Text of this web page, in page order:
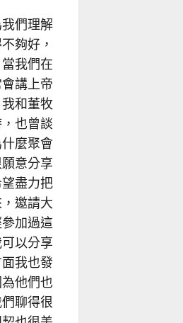
們理解
夠好，
我們在
講上帝
和董牧
也曾談
麼聚會
意分享
盡力把
邀請大
加過這
以分享
我也發
他們也
聊得很